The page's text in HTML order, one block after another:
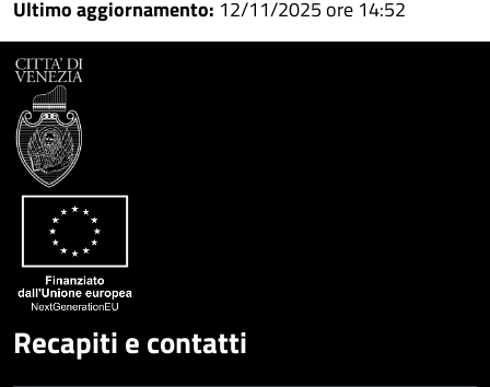
Facebook
su
Condividi
Ultimo aggiornamento: 12/11/2025 ore 14:52
Recapiti e contatti